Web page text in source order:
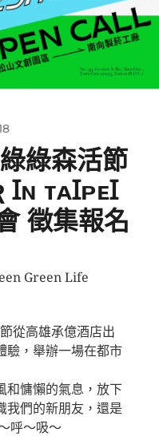
綠森活節
Ɪɴ ᴛᴀꞮᴘᴇꞮ
徵集報名
Green Life
從高雄承億酒店出
驗，舉辦一場在都市
和慵懶的氣息，放下
我們的新朋友，還是
呼～吸～